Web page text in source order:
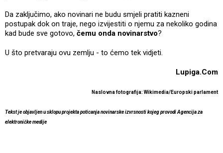
Da zaključimo, ako novinari ne budu smjeli pratiti kazneni
postupak dok on traje, nego izvijestiti o njemu za nekoliko godina
kad bude sve gotovo, čemu onda novinarstvo?
U što pretvaraju ovu zemlju - to ćemo tek vidjeti.
Lupiga.Com
Naslovna fotografija: Wikimedia/Europski parlament
Tekst je objavljen u sklopu projekta poticanja novinarske izvrsnosti kojeg provodi Agencija za
elektroničke medije